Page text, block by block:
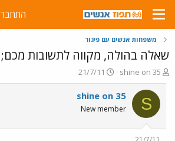
התחבר
משפחות אנשים עם פיגור
שאלה בהולה, מקווה לתשובות מכם;
פ
ו
ת
ח
ה
shine on 35
פ
ו
ר
ם
21/7/11
S
shine on 35
New member